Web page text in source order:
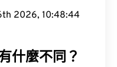
2026, 10:48:45
什麼不同？